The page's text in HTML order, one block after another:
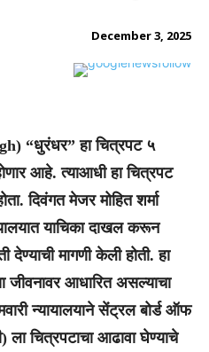
December 3, 2025
“धुरंधर” हा चित्रपट ५
आहे. त्याआधी हा चित्रपट
दिवंगत मेजर मोहित शर्मा
याचिका दाखल करून
देण्याची मागणी केली होती. हा
जीवनावर आधारित असल्याचा
न्यायालयाने सेंट्रल बोर्ड ऑफ
ला चित्रपटाचा आढावा घेण्याचे